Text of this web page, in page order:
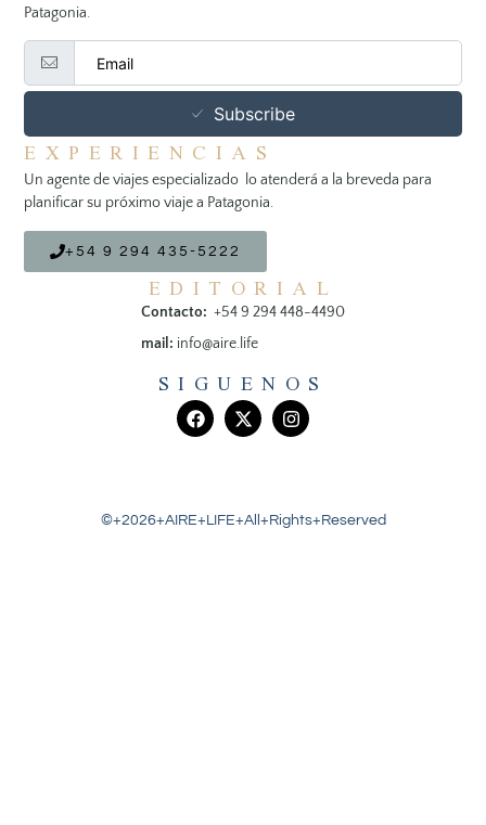
Patagonia.
Subscribe
EXPERIENCIAS
Un agente de viajes especializado lo atenderá a la breveda para
planificar su próximo viaje a Patagonia.
+54 9 294 435-5222
EDITORIAL
Contacto: +54 9 294 448-4490
mail: info@aire.life
SIGUENOS
©+2026+AIRE+LIFE+All+Rights+Reserved